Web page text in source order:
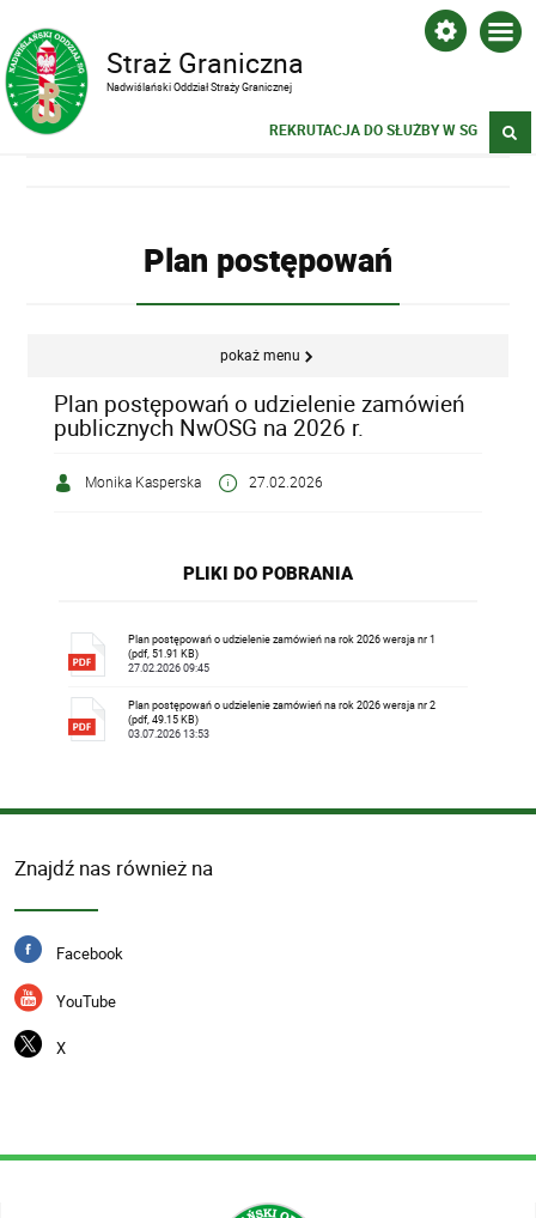
Straż Graniczna
Nadwiślański Oddział Straży Granicznej
REKRUTACJA DO SŁUŻBY W SG
Plan postępowań
pokaż menu
Plan postępowań o udzielenie zamówień
publicznych NwOSG na 2026 r.
Monika Kasperska 27.02.2026
PLIKI DO POBRANIA
Plan postępowań o udzielenie zamówień na rok 2026 wersja nr 1
(pdf, 51.91 KB)
27.02.2026 09:45
Plan postępowań o udzielenie zamówień na rok 2026 wersja nr 2
(pdf, 49.15 KB)
03.07.2026 13:53
Znajdź nas również na
Facebook
YouTube
X